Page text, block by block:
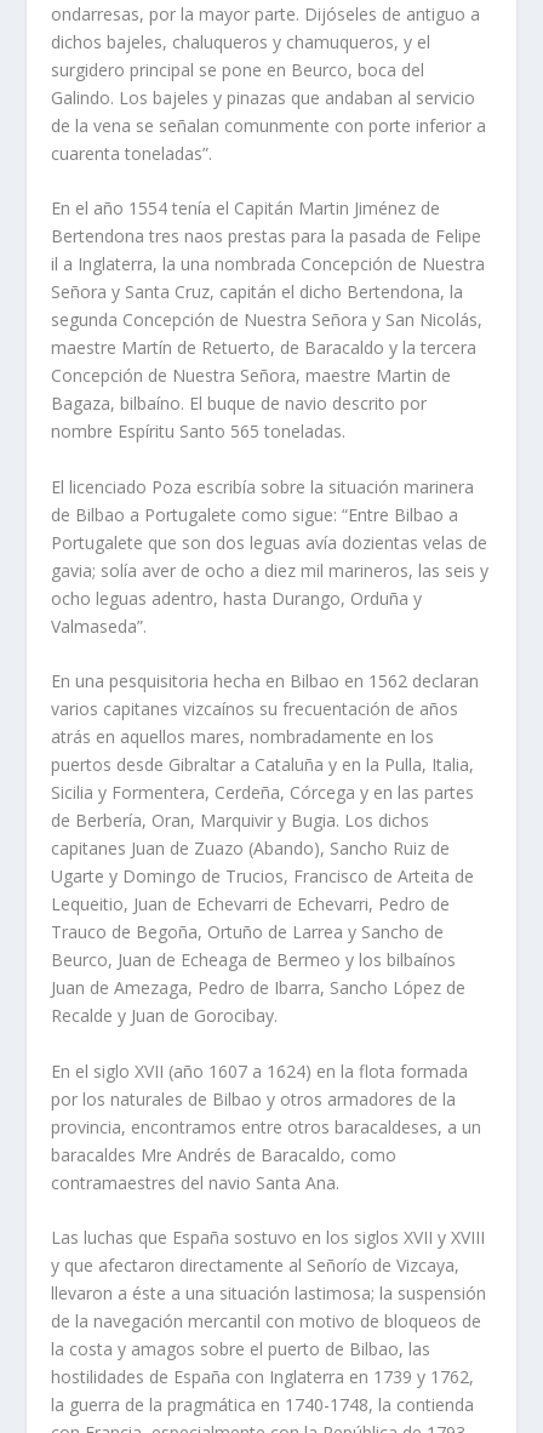
ondarresas, por la mayor parte. Dijóseles de antiguo a
dichos bajeles, chaluqueros y chamuqueros, y el
surgidero principal se pone en Beurco, boca del
Galindo. Los bajeles y pinazas que andaban al servicio
de la vena se señalan comunmente con porte inferior a
cuarenta toneladas”.
En el año 1554 tenía el Capitán Martin Jiménez de
Bertendona tres naos prestas para la pasada de Felipe
il a Inglaterra, la una nombrada Concepción de Nuestra
Señora y Santa Cruz, capitán el dicho Bertendona, la
segunda Concepción de Nuestra Señora y San Nicolás,
maestre Martín de Retuerto, de Baracaldo y la tercera
Concepción de Nuestra Señora, maestre Martin de
Bagaza, bilbaíno. El buque de navio descrito por
nombre Espíritu Santo 565 toneladas.
El licenciado Poza escribía sobre la situación marinera
de Bilbao a Portugalete como sigue: “Entre Bilbao a
Portugalete que son dos leguas avía dozientas velas de
gavia; solía aver de ocho a diez mil marineros, las seis y
ocho leguas adentro, hasta Durango, Orduña y
Valmaseda”.
En una pesquisitoria hecha en Bilbao en 1562 declaran
varios capitanes vizcaínos su frecuentación de años
atrás en aquellos mares, nombradamente en los
puertos desde Gibraltar a Cataluña y en la Pulla, Italia,
Sicilia y Formentera, Cerdeña, Córcega y en las partes
de Berbería, Oran, Marquivir y Bugia. Los dichos
capitanes Juan de Zuazo (Abando), Sancho Ruiz de
Ugarte y Domingo de Trucios, Francisco de Arteita de
Lequeitio, Juan de Echevarri de Echevarri, Pedro de
Trauco de Begoña, Ortuño de Larrea y Sancho de
Beurco, Juan de Echeaga de Bermeo y los bilbaínos
Juan de Amezaga, Pedro de Ibarra, Sancho López de
Recalde y Juan de Gorocibay.
En el siglo XVII (año 1607 a 1624) en la flota formada
por los naturales de Bilbao y otros armadores de la
provincia, encontramos entre otros baracaldeses, a un
baracaldes Mre Andrés de Baracaldo, como
contramaestres del navio Santa Ana.
Las luchas que España sostuvo en los siglos XVII y XVIII
y que afectaron directamente al Señorío de Vizcaya,
llevaron a éste a una situación lastimosa; la suspensión
de la navegación mercantil con motivo de bloqueos de
la costa y amagos sobre el puerto de Bilbao, las
hostilidades de España con Inglaterra en 1739 y 1762,
la guerra de la pragmática en 1740-1748, la contienda